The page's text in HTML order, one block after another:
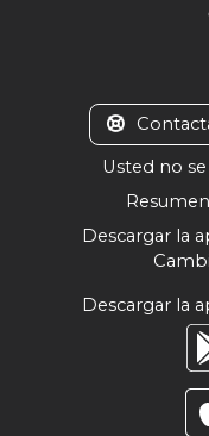
Usted no
Descargar la
Descargar la